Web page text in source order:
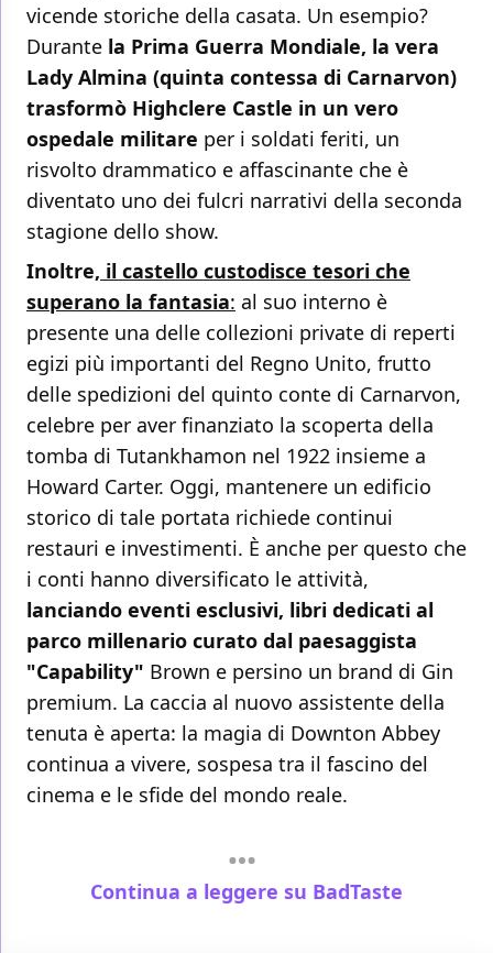
vicende storiche della casata. Un esempio?
Durante la Prima Guerra Mondiale, la vera
Lady Almina (quinta contessa di Carnarvon)
trasformò Highclere Castle in un vero
ospedale militare per i soldati feriti, un
risvolto drammatico e affascinante che è
diventato uno dei fulcri narrativi della seconda
stagione dello show.
Inoltre, il castello custodisce tesori che
superano la fantasia: al suo interno è
presente una delle collezioni private di reperti
egizi più importanti del Regno Unito, frutto
delle spedizioni del quinto conte di Carnarvon,
celebre per aver finanziato la scoperta della
tomba di Tutankhamon nel 1922 insieme a
Howard Carter. Oggi, mantenere un edificio
storico di tale portata richiede continui
restauri e investimenti. È anche per questo che
i conti hanno diversificato le attività,
lanciando eventi esclusivi, libri dedicati al
parco millenario curato dal paesaggista
"Capability" Brown e persino un brand di Gin
premium. La caccia al nuovo assistente della
tenuta è aperta: la magia di Downton Abbey
continua a vivere, sospesa tra il fascino del
cinema e le sfide del mondo reale.
Continua a leggere su BadTaste